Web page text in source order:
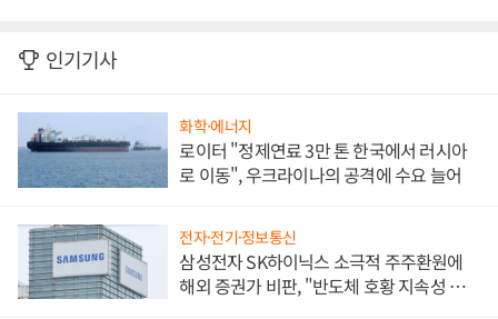
인기기사
화학·에너지
로이터 "정제연료 3만 톤 한국에서 러시아
로 이동", 우크라이나의 공격에 수요 늘어
전자·전기·정보통신
삼성전자 SK하이닉스 소극적 주주환원에
해외 증권가 비판, "반도체 호황 지속성 의